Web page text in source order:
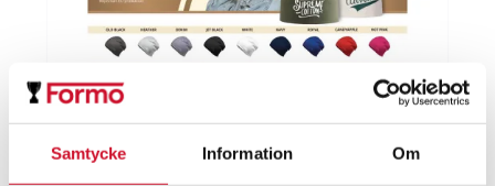
Samtycke Information Om